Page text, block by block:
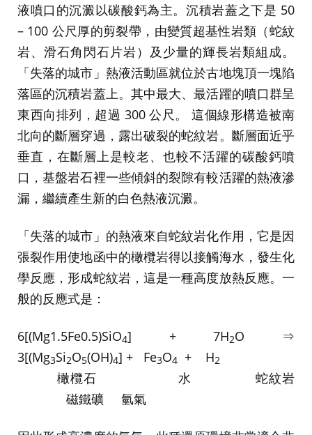
液噴口的沉澱以碳酸鈣為主。沉積岩蓋之下是 50
– 100 公尺厚的剪裂帶，由變質超基性岩類（蛇紋
岩、滑石角閃石片岩）及少量的輝長岩類組成。
「失落的城市」熱液活動區就位於古地塊頂一塊陷
落區的沉積岩蓋上。其中最大、最活躍的噴口群呈
東西向排列，超過 300 公尺。 這個線形構造被南
北向的斷層穿過，露出破裂的蛇紋岩。斷層面近乎
垂直，在斷層上是較老、也較不活躍的碳酸鈣噴
口，基盤岩石裡一些傾斜的裂隙有較活躍的熱液滲
漏，繼續產生新的白色熱液沉澱。
「失落的城市」的熱液來自蛇紋岩化作用，它是因
張裂作用使地函中的橄欖岩得以接觸海水，發生化
學反應，形成蛇紋岩，這是一種高度放熱反應。一
般的反應式是：
6[(Mg1.5Fe0.5)SiO4] + 7H2O ⇒
3[(Mg3Si2O5(OH)4] + Fe3O4 + H2
橄欖石 水 蛇紋岩
磁鐵礦 氫氣